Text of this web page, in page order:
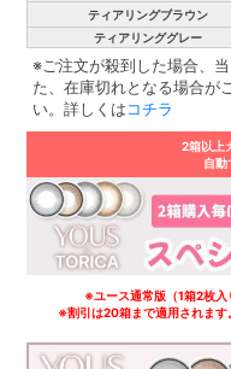
ティアリングブラウン
ティアリンググレー
※ご注文が殺到した場合、
た、在庫切れとなる場合が
い。詳しくはコチラ
2箱以上
自動
※ユース通常版（1箱2枚入
※割引は20箱まで適用されます